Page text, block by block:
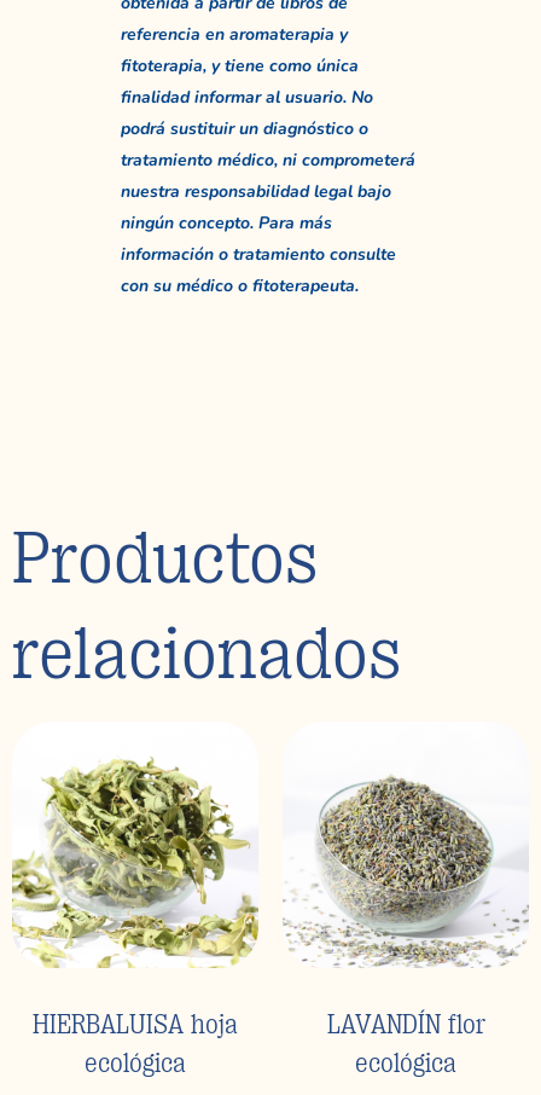
referencia en aromaterapia y
fitoterapia, y tiene como única
finalidad informar al usuario. No
podrá sustituir un diagnóstico o
tratamiento médico, ni comprometerá
nuestra responsabilidad legal bajo
ningún concepto. Para más
información o tratamiento consulte
con su médico o fitoterapeuta.
Productos
relacionados
HIERBALUISA hoja
ecológica
LAVANDÍN flor
ecológica